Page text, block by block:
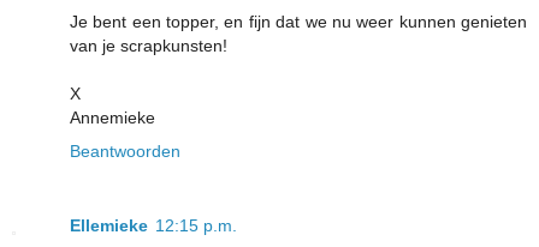
Je bent een topper, en fijn dat we nu weer kunnen genieten
van je scrapkunsten!
X
Annemieke
Beantwoorden
Ellemieke 12:15 p.m.